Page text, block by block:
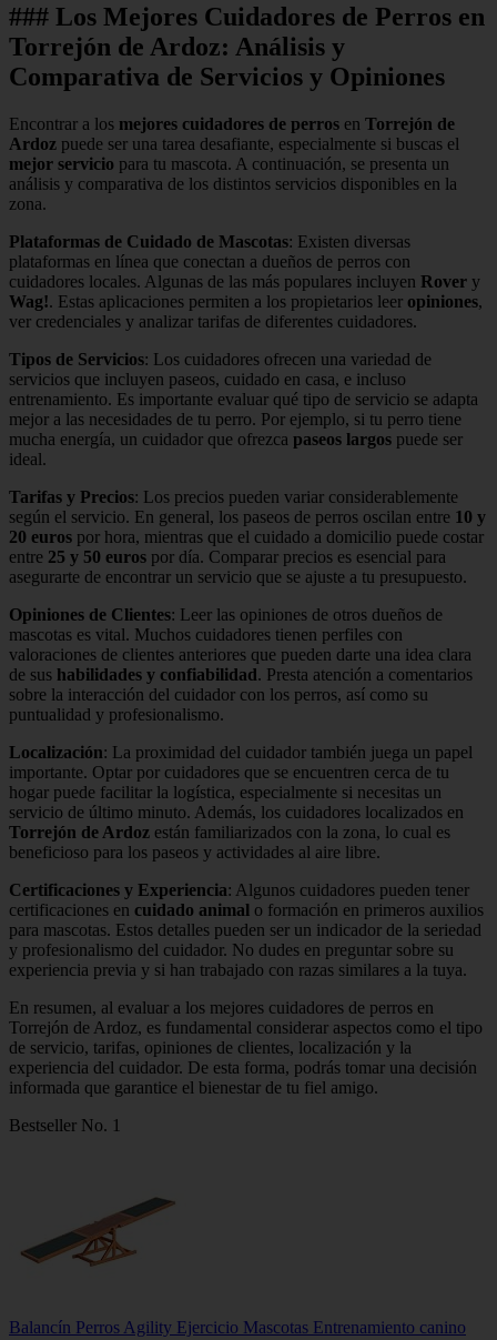
### Los Mejores Cuidadores de Perros en
Torrejón de Ardoz: Análisis y
Comparativa de Servicios y Opiniones
Encontrar a los mejores cuidadores de perros en Torrejón de
Ardoz puede ser una tarea desafiante, especialmente si buscas el
mejor servicio para tu mascota. A continuación, se presenta un
análisis y comparativa de los distintos servicios disponibles en la
zona.
Plataformas de Cuidado de Mascotas: Existen diversas
plataformas en línea que conectan a dueños de perros con
cuidadores locales. Algunas de las más populares incluyen Rover y
Wag!. Estas aplicaciones permiten a los propietarios leer opiniones,
ver credenciales y analizar tarifas de diferentes cuidadores.
Tipos de Servicios: Los cuidadores ofrecen una variedad de
servicios que incluyen paseos, cuidado en casa, e incluso
entrenamiento. Es importante evaluar qué tipo de servicio se adapta
mejor a las necesidades de tu perro. Por ejemplo, si tu perro tiene
mucha energía, un cuidador que ofrezca paseos largos puede ser
ideal.
Tarifas y Precios: Los precios pueden variar considerablemente
según el servicio. En general, los paseos de perros oscilan entre 10 y
20 euros por hora, mientras que el cuidado a domicilio puede costar
entre 25 y 50 euros por día. Comparar precios es esencial para
asegurarte de encontrar un servicio que se ajuste a tu presupuesto.
Opiniones de Clientes: Leer las opiniones de otros dueños de
mascotas es vital. Muchos cuidadores tienen perfiles con
valoraciones de clientes anteriores que pueden darte una idea clara
de sus habilidades y confiabilidad. Presta atención a comentarios
sobre la interacción del cuidador con los perros, así como su
puntualidad y profesionalismo.
Localización: La proximidad del cuidador también juega un papel
importante. Optar por cuidadores que se encuentren cerca de tu
hogar puede facilitar la logística, especialmente si necesitas un
servicio de último minuto. Además, los cuidadores localizados en
Torrejón de Ardoz están familiarizados con la zona, lo cual es
beneficioso para los paseos y actividades al aire libre.
Certificaciones y Experiencia: Algunos cuidadores pueden tener
certificaciones en cuidado animal o formación en primeros auxilios
para mascotas. Estos detalles pueden ser un indicador de la seriedad
y profesionalismo del cuidador. No dudes en preguntar sobre su
experiencia previa y si han trabajado con razas similares a la tuya.
En resumen, al evaluar a los mejores cuidadores de perros en
Torrejón de Ardoz, es fundamental considerar aspectos como el tipo
de servicio, tarifas, opiniones de clientes, localización y la
experiencia del cuidador. De esta forma, podrás tomar una decisión
informada que garantice el bienestar de tu fiel amigo.
Bestseller No. 1
Balancín Perros Agility Ejercicio Mascotas Entrenamiento canino